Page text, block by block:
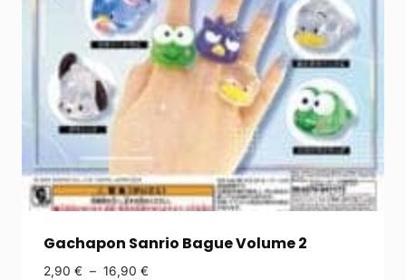
Gachapon Sanrio Bague Volume 2
2,90 € – 16,90 €